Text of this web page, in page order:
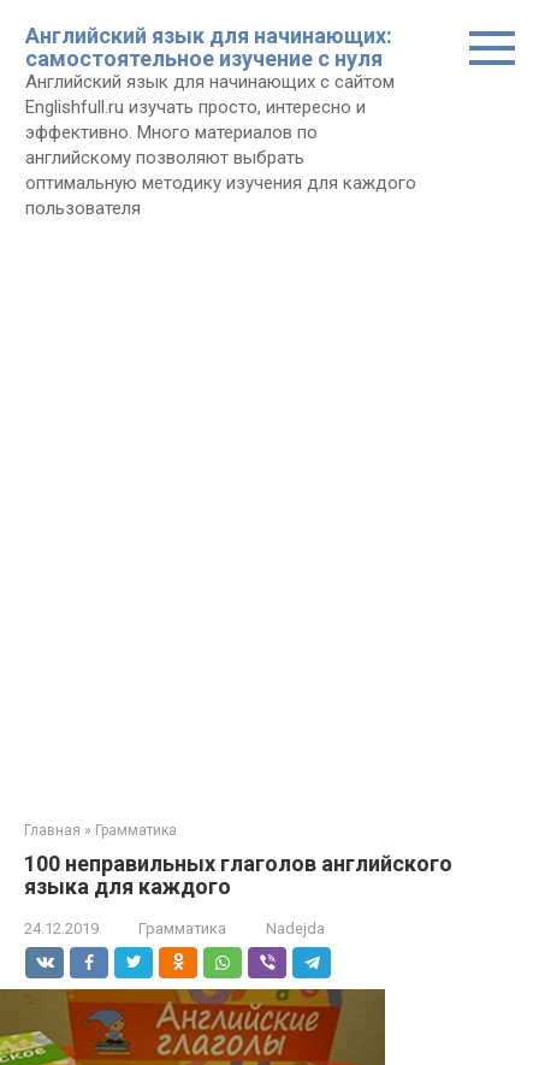
контенту
Английский язык для начинающих:
самостоятельное изучение с нуля
Английский язык для начинающих с сайтом
Еnglishfull.ru изучать просто, интересно и
эффективно. Много материалов по
английскому позволяют выбрать
оптимальную методику изучения для каждого
пользователя
Главная » Грамматика
100 неправильных глаголов английского
языка для каждого
24.12.2019 Грамматика Nadejda